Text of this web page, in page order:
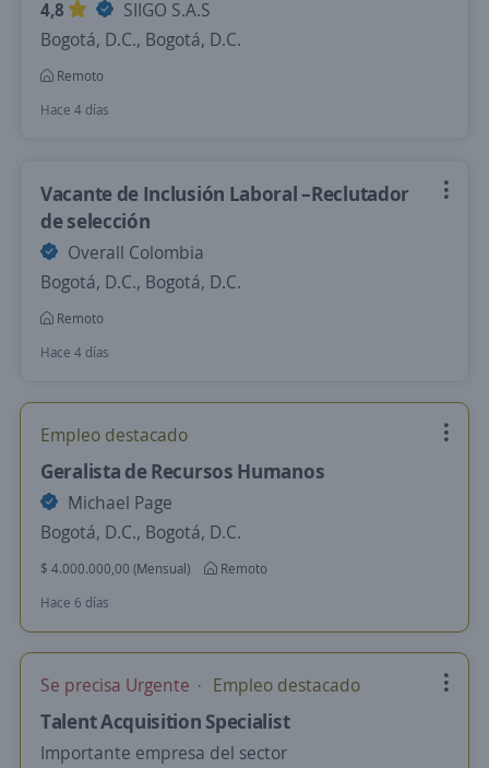
4,8
SIIGO S.A.S
Bogotá, D.C., Bogotá, D.C.
Remoto
Hace 4 días
Vacante de Inclusión Laboral –Reclutador
de selección
Overall Colombia
Bogotá, D.C., Bogotá, D.C.
Remoto
Hace 4 días
Empleo destacado
Geralista de Recursos Humanos
Michael Page
Bogotá, D.C., Bogotá, D.C.
$ 4.000.000,00 (Mensual)
Remoto
Hace 6 días
Se precisa Urgente Empleo destacado
Talent Acquisition Specialist
Importante empresa del sector